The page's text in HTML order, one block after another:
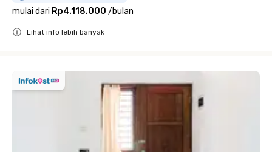
mulai dari Rp4.118.000 /bulan
Lihat info lebih banyak